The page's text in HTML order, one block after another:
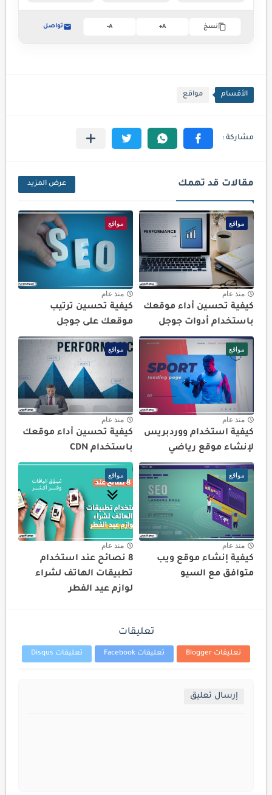
نسخ A+
A- تواصل
الأقسام مواقع
مقالات قد تهمك عرض المزيد
مواقع
منذ عام
كيفية تحسين أداء موقعك
باستخدام أدوات جوجل
مواقع
منذ عام
كيفية تحسين ترتيب
موقعك على جوجل
مواقع
منذ عام
كيفية استخدام ووردبريس
لإنشاء موقع رياضي
مواقع
منذ عام
كيفية تحسين أداء موقعك
باستخدام CDN
مواقع
منذ عام
كيفية إنشاء موقع ويب
متوافق مع السيو
مواقع
منذ عام
8 نصائح عند استخدام
تطبيقات الهاتف لشراء
لوازم عيد الفطر
تعليقات
تعليقات Blogger تعليقات Facebook تعليقات Disqus
إرسال تعليق